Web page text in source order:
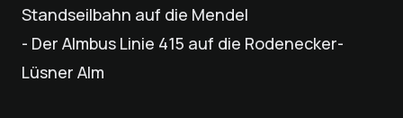
Standseilbahn auf die Mendel
- Der Almbus Linie 415 auf die Rodenecker-
Lüsner Alm